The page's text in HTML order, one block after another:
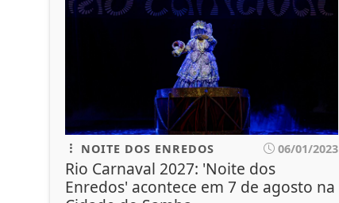
NOITE DOS ENREDOS 06/01/2023
Rio Carnaval 2027: 'Noite dos
Enredos' acontece em 7 de agosto na